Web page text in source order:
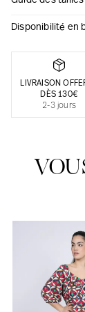
Une
Notre
Disponibilité en
LIVRAISON
DÈS 130€
2-3 jours